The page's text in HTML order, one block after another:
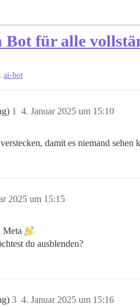
Bot für alle
, ai-bot
4. Januar 2025 um 15:10
1
damit es niemand sehen
2025 um 15:15
Meta
du ausblenden?
4. Januar 2025 um 15:16
3